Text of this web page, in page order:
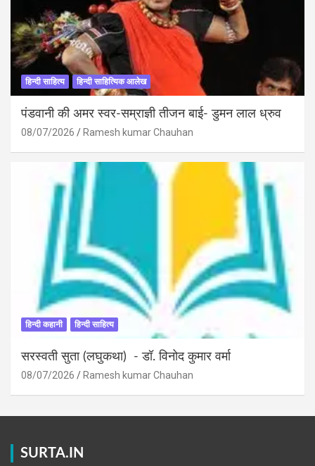
हिन्दी साहित्य हिन्दी साहित्यिक आलेख
पंडवानी की अमर स्वर-सम्राज्ञी तीजन बाई- डुमन लाल ध्रुव
08/07/2026 Ramesh kumar Chauhan
हिन्दी कहानी हिन्दी साहित्य
सरस्वती सुता (लघुकथा) ​- डॉ. विनोद कुमार वर्मा
08/07/2026 Ramesh kumar Chauhan
SURTA.IN